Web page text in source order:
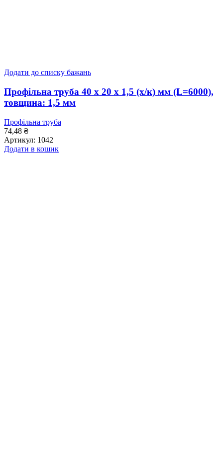
Додати до списку бажань
Профільна труба 40 x 20 x 1,5 (х/к) мм (L=6000),
товщина: 1,5 мм
Профільна труба
74,48 ₴
Артикул: 1042
Додати в кошик